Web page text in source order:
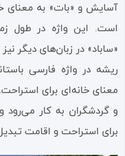
آسایش و «بات» به معنای
است. این واژه در طول
«ساباد» در زبان‌های دیگر
ریشه در واژه فارسی
معنای خانه‌ای برای
و گردشگران به کار می‌رود
برای استراحت و اقامت